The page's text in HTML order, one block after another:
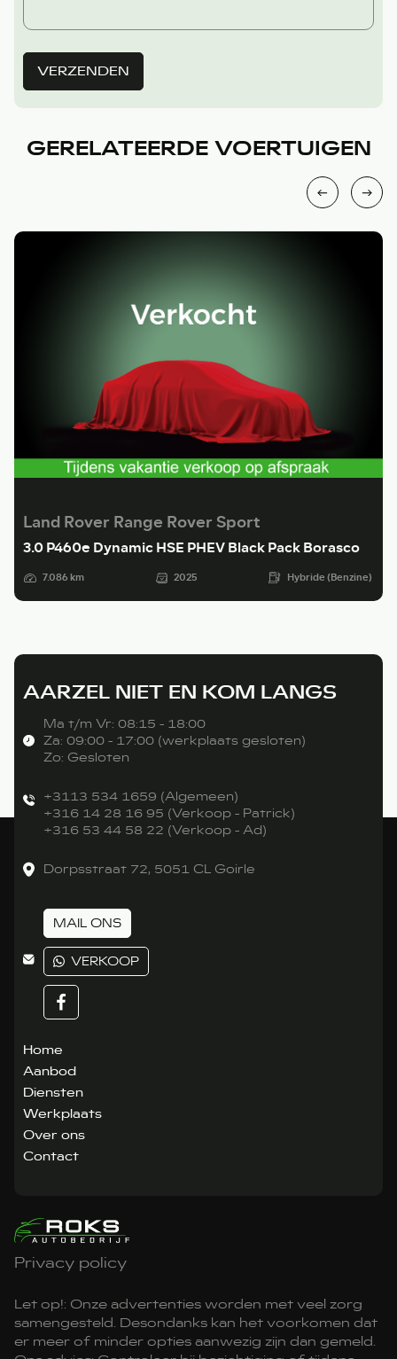
VERZENDEN
GERELATEERDE VOERTUIGEN
Land Rover Range Rover Sport
3.0 P460e Dynamic HSE PHEV Black Pack Borasco
7.086 km 2025 Hybride (Benzine)
AARZEL NIET EN KOM LANGS
Ma t/m Vr: 08:15 - 18:00
Za: 09:00 - 17:00 (werkplaats gesloten)
Zo: Gesloten
+3113 534 1659 (Algemeen)
+316 14 28 16 95 (Verkoop - Patrick)
+316 53 44 58 22 (Verkoop - Ad)
Dorpsstraat 72, 5051 CL Goirle
MAIL ONS
VERKOOP
Home
Aanbod
Diensten
Werkplaats
Over ons
Contact
Privacy policy
Let op!: Onze advertenties worden met veel zorg
samengesteld. Desondanks kan het voorkomen dat
er meer of minder opties aanwezig zijn dan gemeld.